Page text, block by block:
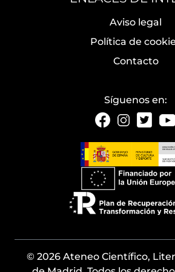
Aviso legal
Política de
Contacto
Síguenos en:
© 2026 Ateneo Científico,